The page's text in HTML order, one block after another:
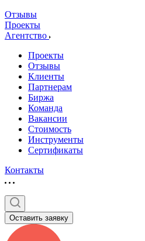
Отзывы
Проекты
Агентство
Проекты
Отзывы
Клиенты
Партнерам
Биржа
Команда
Вакансии
Стоимость
Инструменты
Сертификаты
Контакты
Оставить заявку